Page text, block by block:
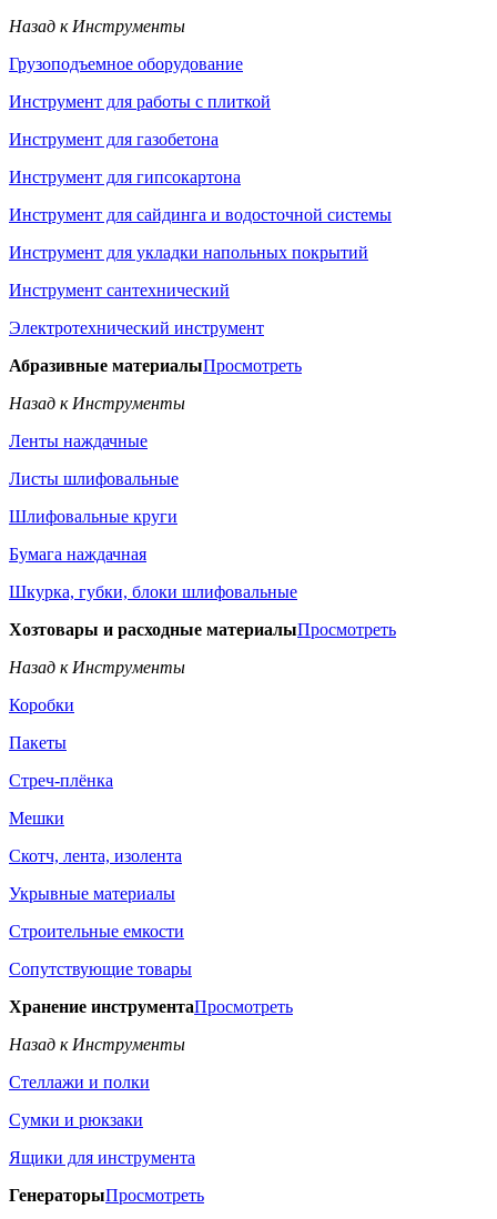
Назад к Инструменты
Грузоподъемное оборудование
Инструмент для работы с плиткой
Инструмент для газобетона
Инструмент для гипсокартона
Инструмент для сайдинга и водосточной системы
Инструмент для укладки напольных покрытий
Инструмент сантехнический
Электротехнический инструмент
Абразивные материалыПросмотреть
Назад к Инструменты
Ленты наждачные
Листы шлифовальные
Шлифовальные круги
Бумага наждачная
Шкурка, губки, блоки шлифовальные
Хозтовары и расходные материалыПросмотреть
Назад к Инструменты
Коробки
Пакеты
Стреч-плёнка
Мешки
Скотч, лента, изолента
Укрывные материалы
Строительные емкости
Сопутствующие товары
Хранение инструментаПросмотреть
Назад к Инструменты
Стеллажи и полки
Сумки и рюкзаки
Ящики для инструмента
ГенераторыПросмотреть